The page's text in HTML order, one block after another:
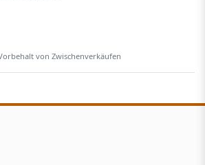
von Zwischenverkäufen